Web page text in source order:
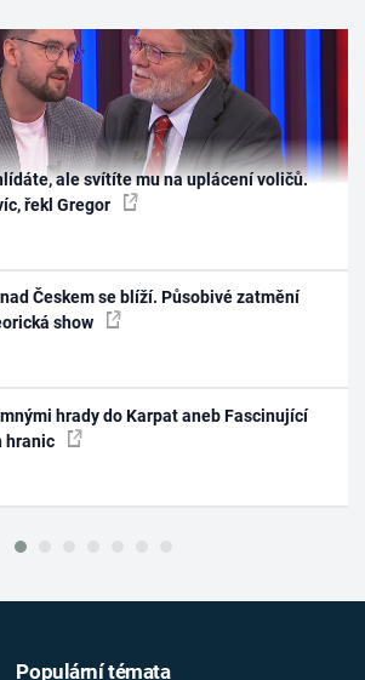
ale svítíte mu na uplácení voličů.
řekl Gregor
Českem se blíží. Působivé zatmění
show
hrady do Karpat aneb Fascinující
hranic
Populární témata